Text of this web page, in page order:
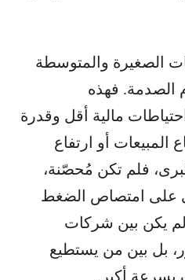
الصغيرة والمتوسطة
الصدمة. فهذه
مالية أقل وقدرة
أو ارتفاع
فلم تكن مُحصّنة،
على امتصاص الضغط
لم يكن بين شركات
بل بين من يستطيع
بسرعة أكبر.